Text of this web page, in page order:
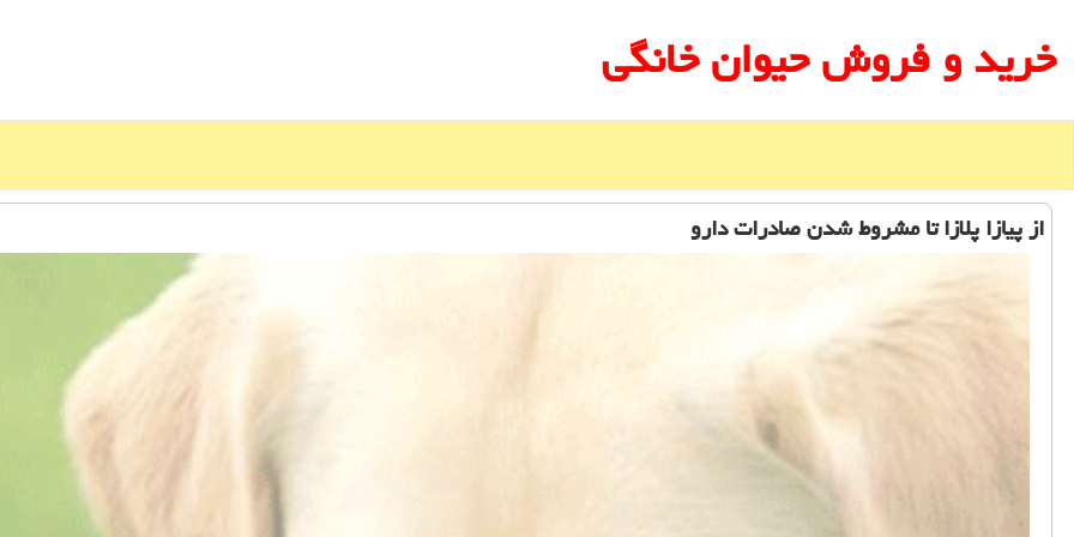
خرید و فروش حیوان خانگی
از پیازا پلازا تا مشروط شدن صادرات دارو